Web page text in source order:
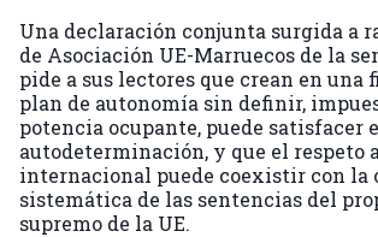
Una declaración conjunta surgida a
de Asociación UE-Marruecos de la
pide a sus lectores que crean en una
plan de autonomía sin definir,
potencia ocupante, puede satisfacer
autodeterminación, y que el respeto
internacional puede coexistir con la
sistemática de las sentencias del
supremo de la UE.